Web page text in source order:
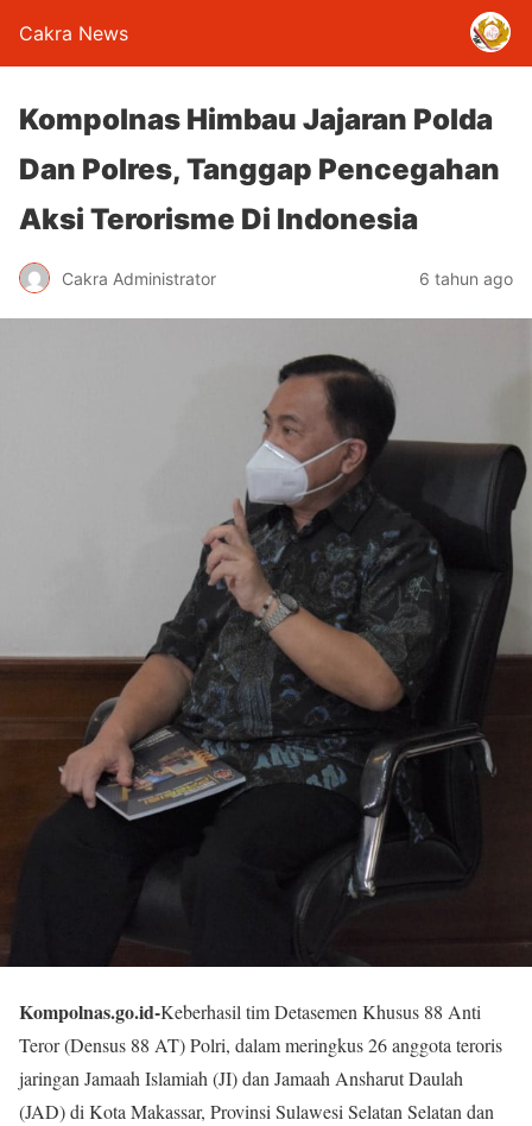
Cakra News
Kompolnas Himbau Jajaran Polda
Dan Polres, Tanggap Pencegahan
Aksi Terorisme Di Indonesia
Cakra Administrator 6 tahun ago
Kompolnas.go.id-Keberhasil tim Detasemen Khusus 88 Anti
Teror (Densus 88 AT) Polri, dalam meringkus 26 anggota teroris
jaringan Jamaah Islamiah (JI) dan Jamaah Ansharut Daulah
(JAD) di Kota Makassar, Provinsi Sulawesi Selatan Selatan dan